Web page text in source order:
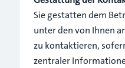
Sie gestatten dem
unter den von Ihnen
zu kontaktieren,
zentraler